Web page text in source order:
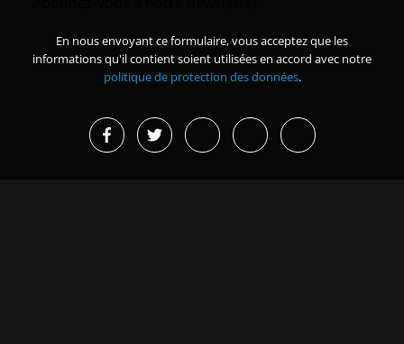
En nous envoyant ce formulaire, vous acceptez que les
informations qu'il contient soient utilisées en accord avec notre
politique de protection des données.